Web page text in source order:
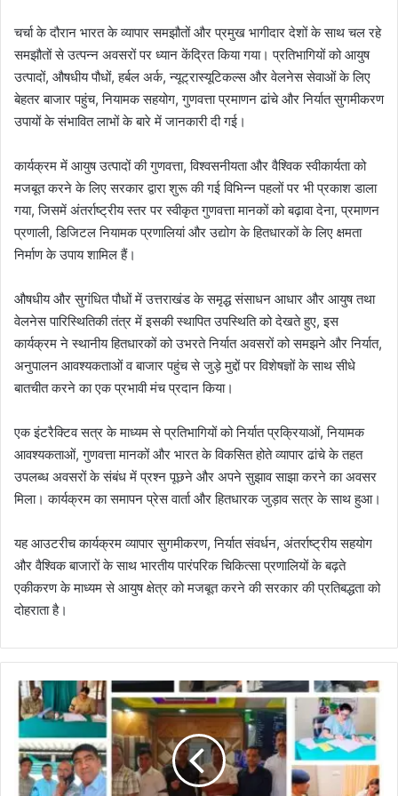
चर्चा के दौरान भारत के व्यापार समझौतों और प्रमुख भागीदार देशों के साथ चल रहे
समझौतों से उत्पन्न अवसरों पर ध्यान केंद्रित किया गया। प्रतिभागियों को आयुष
उत्पादों, औषधीय पौधों, हर्बल अर्क, न्यूट्रास्यूटिकल्स और वेलनेस सेवाओं के लिए
बेहतर बाजार पहुंच, नियामक सहयोग, गुणवत्ता प्रमाणन ढांचे और निर्यात सुगमीकरण
उपायों के संभावित लाभों के बारे में जानकारी दी गई।
कार्यक्रम में आयुष उत्पादों की गुणवत्ता, विश्वसनीयता और वैश्विक स्वीकार्यता को
मजबूत करने के लिए सरकार द्वारा शुरू की गई विभिन्न पहलों पर भी प्रकाश डाला
गया, जिसमें अंतर्राष्ट्रीय स्तर पर स्वीकृत गुणवत्ता मानकों को बढ़ावा देना, प्रमाणन
प्रणाली, डिजिटल नियामक प्रणालियां और उद्योग के हितधारकों के लिए क्षमता
निर्माण के उपाय शामिल हैं।
औषधीय और सुगंधित पौधों में उत्तराखंड के समृद्ध संसाधन आधार और आयुष तथा
वेलनेस पारिस्थितिकी तंत्र में इसकी स्थापित उपस्थिति को देखते हुए, इस
कार्यक्रम ने स्थानीय हितधारकों को उभरते निर्यात अवसरों को समझने और निर्यात,
अनुपालन आवश्यकताओं व बाजार पहुंच से जुड़े मुद्दों पर विशेषज्ञों के साथ सीधे
बातचीत करने का एक प्रभावी मंच प्रदान किया।
एक इंटरैक्टिव सत्र के माध्यम से प्रतिभागियों को निर्यात प्रक्रियाओं, नियामक
आवश्यकताओं, गुणवत्ता मानकों और भारत के विकसित होते व्यापार ढांचे के तहत
उपलब्ध अवसरों के संबंध में प्रश्न पूछने और अपने सुझाव साझा करने का अवसर
मिला। कार्यक्रम का समापन प्रेस वार्ता और हितधारक जुड़ाव सत्र के साथ हुआ।
यह आउटरीच कार्यक्रम व्यापार सुगमीकरण, निर्यात संवर्धन, अंतर्राष्ट्रीय सहयोग
और वैश्विक बाजारों के साथ भारतीय पारंपरिक चिकित्सा प्रणालियों के बढ़ते
एकीकरण के माध्यम से आयुष क्षेत्र को मजबूत करने की सरकार की प्रतिबद्धता को
दोहराता है।
आ
र्वे
दि
क
डॉ